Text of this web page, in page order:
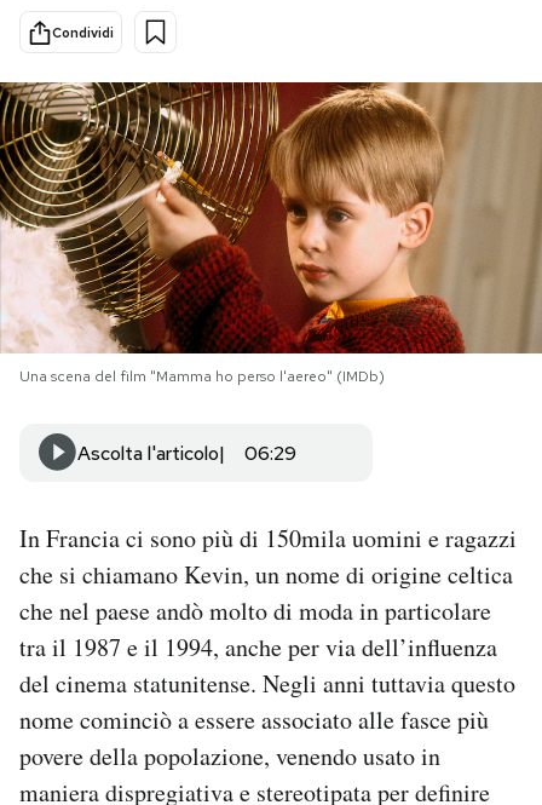
Cultura
Economia
Sport
Mondiali calcio 2026
PODCAST
NEWSLETTER
I MIEI PREFERITI
SHOP
Area Personale
Newsletter
Notifiche mobile
Hai bisogno di aiuto?
Condividi
Una scena del film "Mamma ho perso l'aereo" (IMDb)
Ascolta l'articolo 06:29
In Francia ci sono più di 150mila uomini e ragazzi
che si chiamano Kevin, un nome di origine celtica
che nel paese andò molto di moda in particolare
tra il 1987 e il 1994, anche per via dell’influenza
del cinema statunitense. Negli anni tuttavia questo
nome cominciò a essere associato alle fasce più
povere della popolazione, venendo usato in
maniera dispregiativa e stereotipata per definire